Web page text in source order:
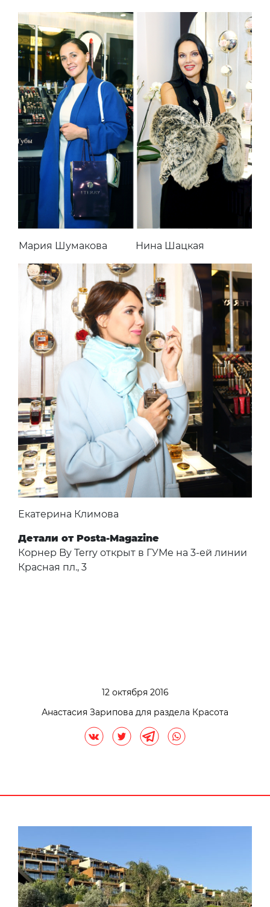
Мария Шумакова Нина Шацкая
Екатерина Климова
Детали от Posta-Magazine
Корнер By Terry открыт в ГУМе на 3-ей линии
Красная пл., 3
12 октября 2016
Анастасия Зарипова для раздела Красота